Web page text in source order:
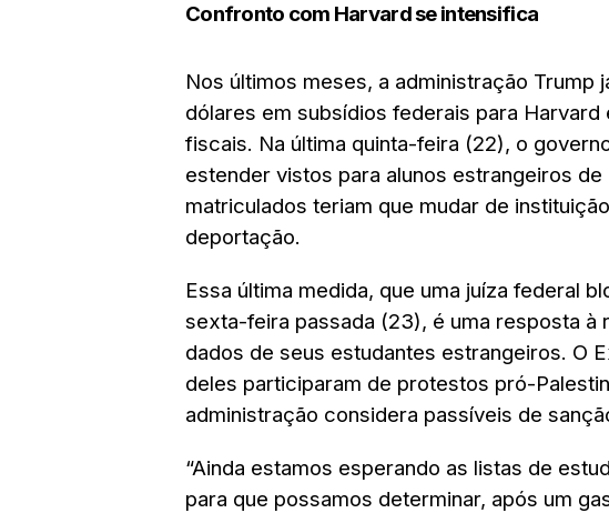
Confronto com Harvard se intensifica
Nos últimos meses, a administração Trump
dólares em subsídios federais para
fiscais. Na última quinta-feira (22), o
estender vistos para alunos estrangeiros de
matriculados teriam que mudar de
deportação.
Essa última medida, que uma juíza federal
sexta-feira passada (23), é uma resposta
dados de seus estudantes estrangeiros. O
deles participaram de protestos pró-
administração considera passíveis de
“Ainda estamos esperando as listas de
para que possamos determinar, após um